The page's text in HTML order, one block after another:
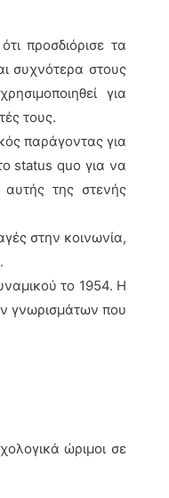
προσδιόρισε τα
συχνότερα στους
για
τους.
παράγοντας για
status quo για να
της στενής
στην κοινωνία,
το 1954. Η
γνωρισμάτων που
ώριμοι σε